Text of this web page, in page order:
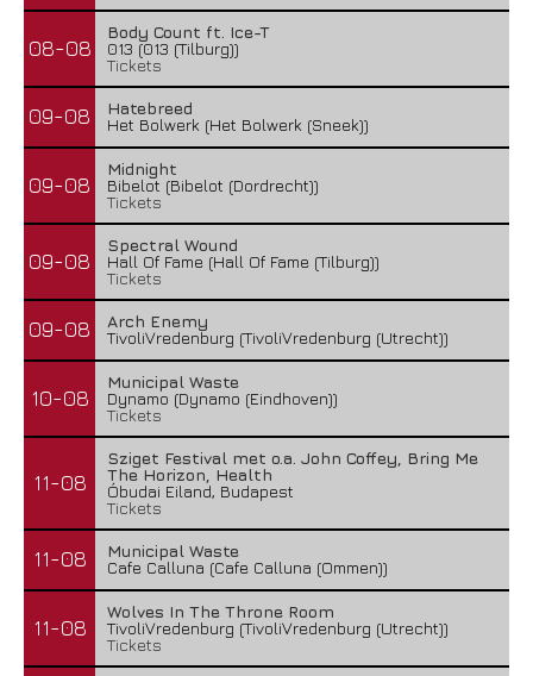
08-08
Body Count ft. Ice-T
013 (013 (Tilburg))
Tickets
09-08
Hatebreed
Het Bolwerk (Het Bolwerk (Sneek))
09-08
Midnight
Bibelot (Bibelot (Dordrecht))
Tickets
09-08
Spectral Wound
Hall Of Fame (Hall Of Fame (Tilburg))
Tickets
09-08
Arch Enemy
TivoliVredenburg (TivoliVredenburg (Utrecht))
10-08
Municipal Waste
Dynamo (Dynamo (Eindhoven))
Tickets
11-08
Sziget Festival met o.a. John Coffey, Bring Me
The Horizon, Health
Óbudai Eiland, Budapest
Tickets
11-08
Municipal Waste
Cafe Calluna (Cafe Calluna (Ommen))
11-08
Wolves In The Throne Room
TivoliVredenburg (TivoliVredenburg (Utrecht))
Tickets